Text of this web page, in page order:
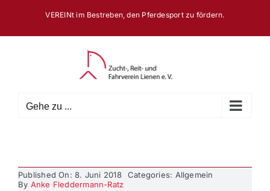
springen
VEREINt im Bestreben, den Pferdesport zu fördern.
Gehe zu ...
Published On: 8. Juni 2018
Categories: Allgemein
By Anke Fleddermann-Ratz